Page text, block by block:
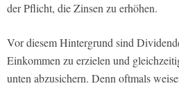
der Pflicht, die Zinsen zu erhöhen.
Vor diesem Hintergrund sind
Einkommen zu erzielen und
unten abzusichern. Denn oftmals